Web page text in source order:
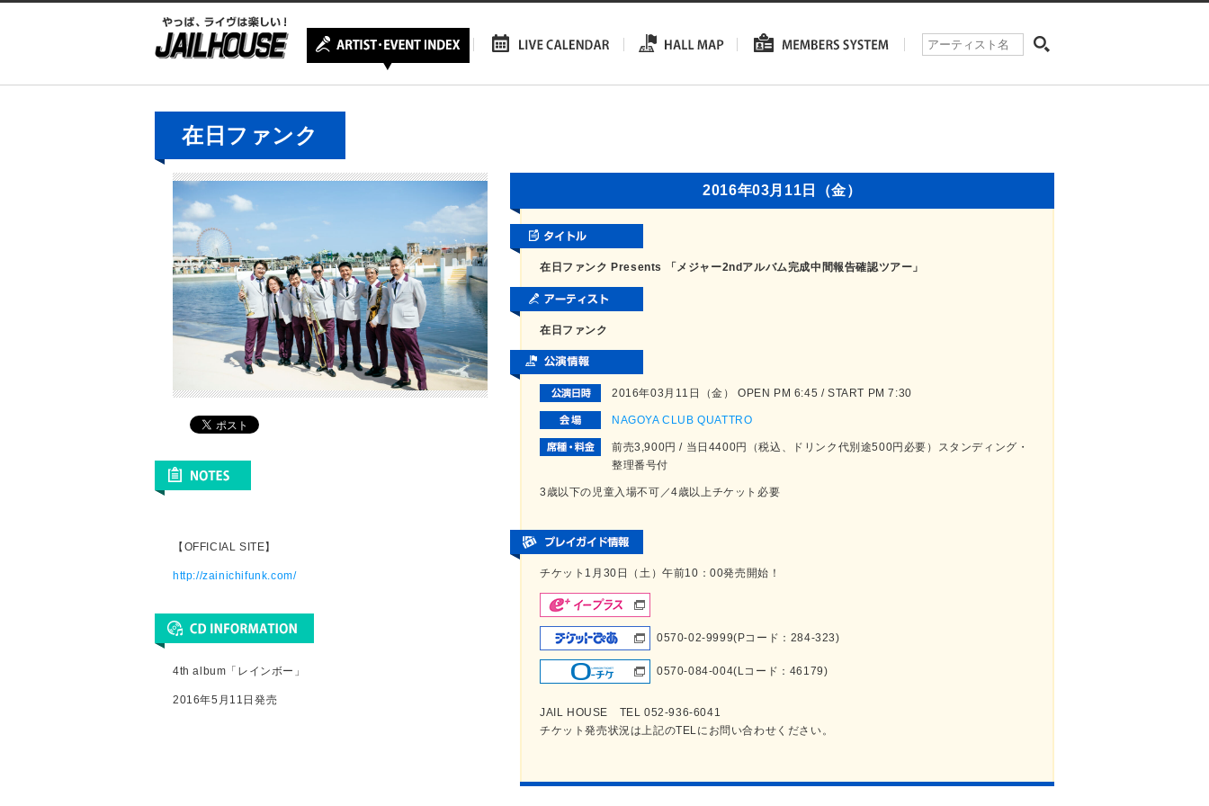
在日ファンク
【OFFICIAL SITE】
http://zainichifunk.com/
4th album「レインボー」
2016年5月11日発売
2016年03月11日（金）
在日ファンク Presents 「メジャー2ndアルバム完成中間報告確認ツアー」
在日ファンク
2016年03月11日（金） OPEN PM 6:45 / START PM 7:30
NAGOYA CLUB QUATTRO
前売3,900円 / 当日4400円（税込、ドリンク代別途500円必要）スタンディング・
整理番号付
3歳以下の児童入場不可／4歳以上チケット必要
チケット1月30日（土）午前10：00発売開始！
0570-02-9999(Pコード：284-323)
0570-084-004(Lコード：46179)
JAIL HOUSE TEL 052-936-6041
チケット発売状況は上記のTELにお問い合わせください。